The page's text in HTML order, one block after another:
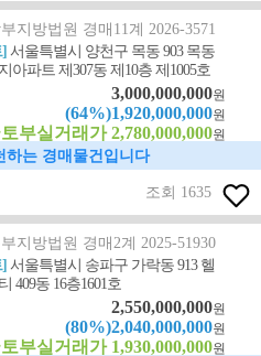
지방법원 경매11계 2026-3571
]서울특별시 양천구 목동 903 목동
아파트 제307동 제10층 제1005호
3,000,000,000원
(64%)1,920,000,000원
부실거래가 2,780,000,000원
하는 경매물건입니다
조회 1635
지방법원 경매2계 2025-51930
]서울특별시 송파구 가락동 913 헬
409동 16층1601호
2,550,000,000원
(80%)2,040,000,000원
부실거래가 1,930,000,000원